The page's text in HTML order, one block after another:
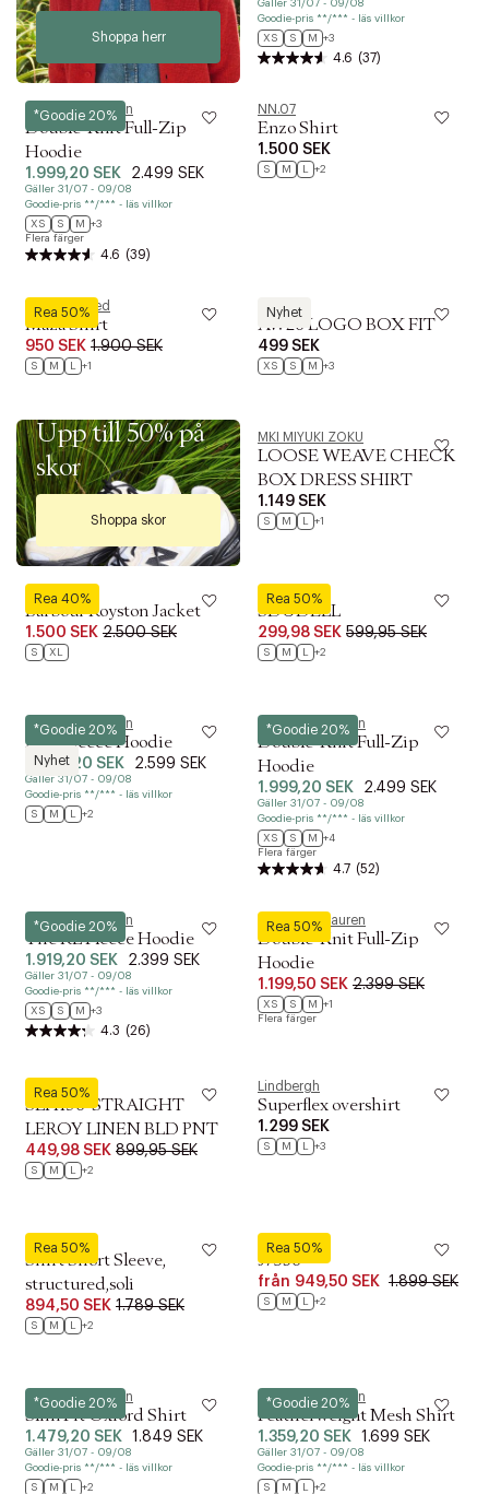
Gäller 31/07 - 09/08
Goodie-pris **/*** - läs villkor
XS
S M +3
4.6 (37)
*Goodie 20%
Polo Ralph Lauren
Double-Knit Full-Zip
Hoodie
1.999,20 SEK 2.499 SEK
Gäller 31/07 - 09/08
Goodie-pris **/*** - läs villkor
XS
S M
+3
Flera färger
4.6 (39)
NN.07
Enzo Shirt
1.500 SEK
S M L +2
Rea 50%
Won Hundred
Maza Shirt
950 SEK 1.900 SEK
S M L +1
Nyhet
Bareen
AW26 LOGO BOX FIT
499 SEK
XS S M +3
MKI MIYUKI ZOKU
LOOSE WEAVE CHECK
BOX DRESS SHIRT
1.149 SEK
S M L +1
Rea 40%
Barbour
Barbour Royston Jacket
1.500 SEK 2.500 SEK
S XL
Rea 50%
!Solid
SDUDELL
299,98 SEK 599,95 SEK
S M L +2
*Goodie 20%
Nyhet
Polo Ralph Lauren
Logo Fleece Hoodie
2.079,20 SEK 2.599 SEK
Gäller 31/07 - 09/08
Goodie-pris **/*** - läs villkor
S
M L +2
*Goodie 20%
Polo Ralph Lauren
Double-Knit Full-Zip
Hoodie
1.999,20 SEK 2.499 SEK
Gäller 31/07 - 09/08
Goodie-pris **/*** - läs villkor
XS
S M
+4
Flera färger
4.7 (52)
*Goodie 20%
Polo Ralph Lauren
The RL Fleece Hoodie
1.919,20 SEK 2.399 SEK
Gäller 31/07 - 09/08
Goodie-pris **/*** - läs villkor
XS
S M +3
4.3 (26)
Rea 50%
Polo Ralph Lauren
Double-Knit Full-Zip
Hoodie
1.199,50 SEK 2.399 SEK
XS S M
+1
Flera färger
Rea 50%
Selected
SLH196-STRAIGHT
LEROY LINEN BLD PNT
449,98 SEK 899,95 SEK
S M L +2
Lindbergh
Superflex overshirt
1.299 SEK
S M L +3
Rea 50%
Marc O’Polo
Shirt Short Sleeve,
structured,soli
894,50 SEK 1.789 SEK
S M L +2
Rea 50%
Fred Perry
J7536
från 949,50 SEK 1.899 SEK
S M L +2
*Goodie 20%
Polo Ralph Lauren
Slim Fit Oxford Shirt
1.479,20 SEK 1.849 SEK
Gäller 31/07 - 09/08
Goodie-pris **/*** - läs villkor
S
M L +2
*Goodie 20%
Polo Ralph Lauren
Featherweight Mesh Shirt
1.359,20 SEK 1.699 SEK
Gäller 31/07 - 09/08
Goodie-pris **/*** - läs villkor
S
M L +2
Shoppa herr
Upp till 50% på
skor
Shoppa skor